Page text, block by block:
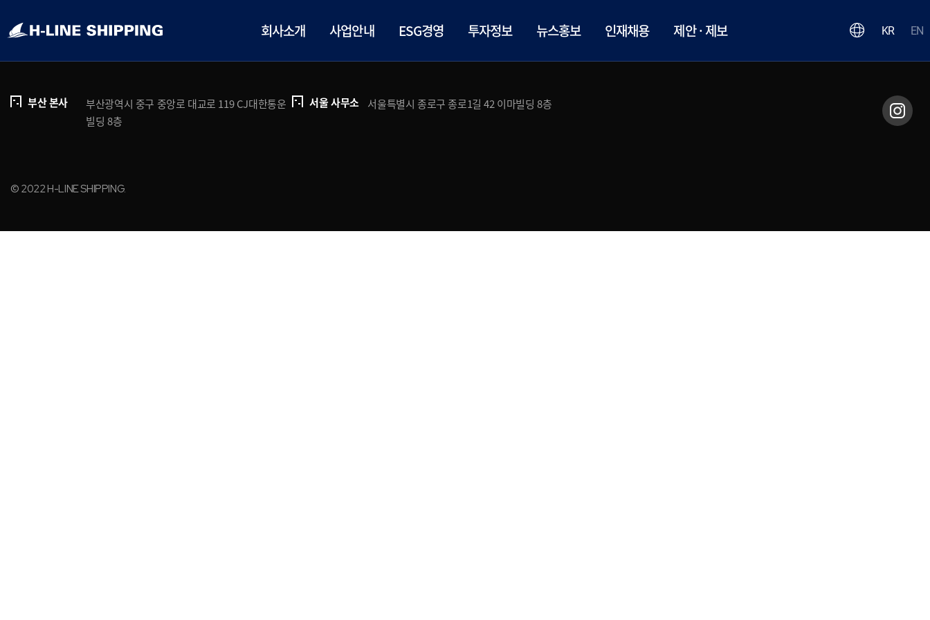
회사소개 사업안내 ESG경영 투자정보 뉴스홍보 인재채용 제안 · 제보 KR EN
개인정보처리방침 브로슈어 다운로드
부산 본사
부산광역시 중구 중앙로 대교로 119 CJ대한통운
빌딩 8층
서울 사무소 서울특별시 종로구 종로1길 42 이마빌딩 8층
© 2022 H-LINE SHIPPING.